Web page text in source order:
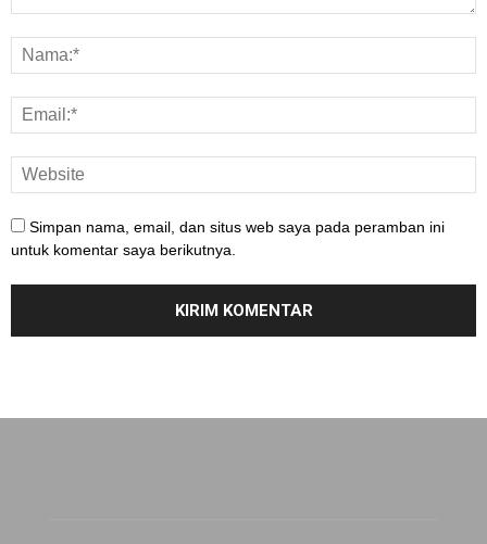
Simpan nama, email, dan situs web saya pada peramban ini
untuk komentar saya berikutnya.